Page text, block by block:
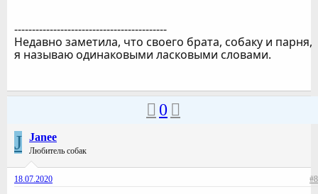
-------------------------------------------
Недавно заметила, что своего брата, собаку и парня,
я называю одинаковыми ласковыми словами.
0
J Janee
Любитель собак
18.07.2020 #8